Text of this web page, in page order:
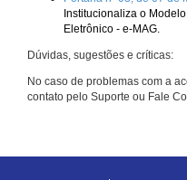
Institucionaliza o
Eletrônico - e-MAG.
Dúvidas, sugestões e críticas:
No caso de problemas com a
contato pelo Suporte ou Fale